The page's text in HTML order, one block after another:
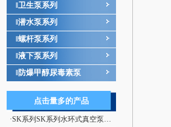
卫生泵系列
潜水泵系列
螺杆泵系列
液下泵系列
防爆甲醇尿毒素泵
点击量多的产品
·SK系列SK系列水环式真空泵，往复式真空泵